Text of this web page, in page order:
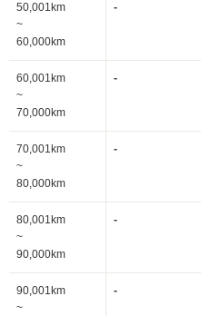
50,001km
~
60,000km
-
60,001km
~
70,000km
-
70,001km
~
80,000km
-
80,001km
~
90,000km
-
90,001km
~
-